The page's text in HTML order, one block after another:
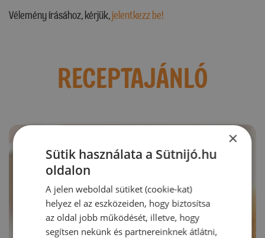
Vélemény írásához, kérjük,jelentkezz be!
RECEPTAJÁNLÓ
×
Sütik használata a Sütnijó.hu
oldalon
A jelen weboldal sütiket (cookie-kat)
helyez el az eszközeiden, hogy biztosítsa
az oldal jobb működését, illetve, hogy
segítsen nekünk és partnereinknek átlátni,